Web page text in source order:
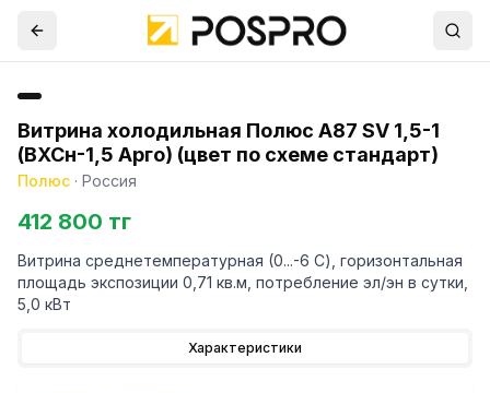
Витрина холодильная Полюс A87 SV 1,5-1
(ВХСн-1,5 Арго) (цвет по схеме стандарт)
Полюс · Россия
412 800 тг
Витрина среднетемпературная (0...-6 С), горизонтальная
площадь экспозиции 0,71 кв.м, потребление эл/эн в сутки,
5,0 кВт
Характеристики